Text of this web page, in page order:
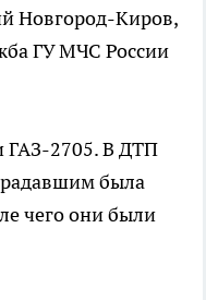
Новгород-Киров,
ГУ МЧС России
ГАЗ-2705. В ДТП
была
чего они были